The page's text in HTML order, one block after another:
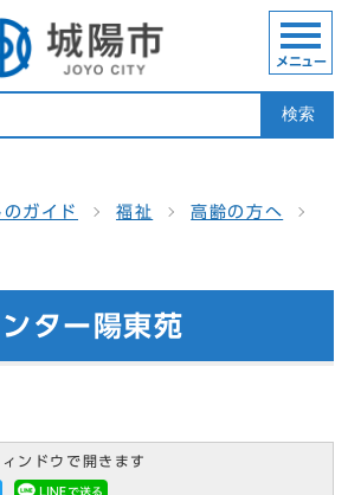
検索
メニュー
のガイド 福祉 高齢の方へ
ター陽東苑
ンドウで開きます